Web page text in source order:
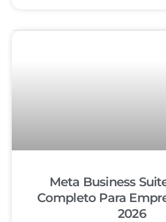
Meta Business
Completo Para
2026